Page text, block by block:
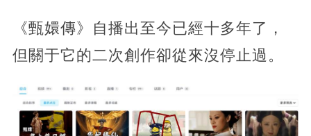
《甄嬛傳》自播出至今已經十多年了，
但關于它的二次創作卻從來沒停止過。